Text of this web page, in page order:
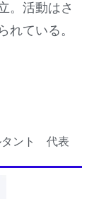
。活動はさ
れている。
ント 代表